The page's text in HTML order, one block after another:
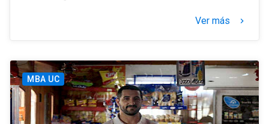
Ver más keyboard_arrow_right
MBA UC